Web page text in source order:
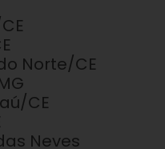
Norte/CE
CE
Neves